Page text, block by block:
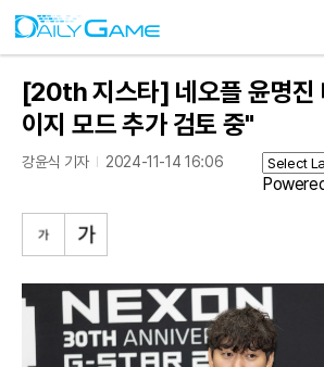
[20th 지스타] 네오플 윤명진
이지 모드 추가 검토 중"
강윤식 기자 2024-11-14 16:06